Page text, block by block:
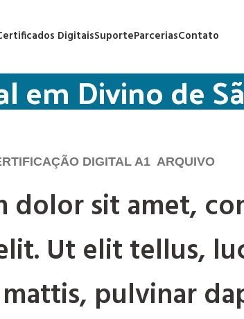
DigitaisSuporteParceriasContato
em Divino de
DIGITAL A1 ARQUIVO
dolor sit amet,
Ut elit tellus,
pulvinar